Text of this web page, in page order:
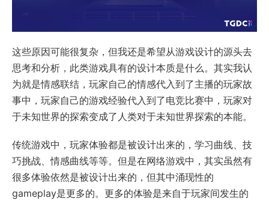
这些原因可能很复杂，但我还是希望从游戏设计的源头去
思考和分析，此类游戏具有的设计本质是什么。其实我认
为就是情感联结，玩家自己的情感代入到了主播的玩家故
事中，玩家自己的游戏经验代入到了电竞比赛中，玩家对
于未知世界的探索变成了人类对于未知世界探索的本能。
传统游戏中，玩家体验都是被设计出来的，学习曲线、技
巧挑战、情感曲线等等。但是在网络游戏中，其实虽然有
很多体验依然是被设计出来的，但其中涌现性的
gameplay是更多的。更多的体验是来自于玩家间发生的